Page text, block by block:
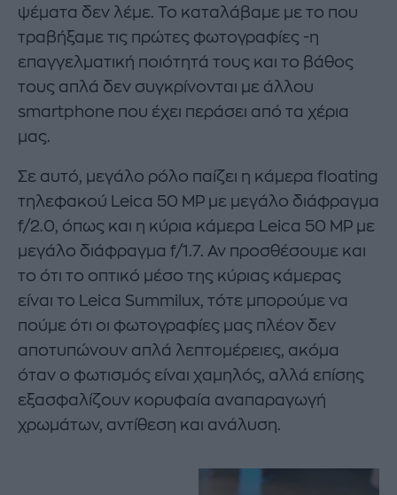
ψέματα δεν λέμε. Το καταλάβαμε με το που
τραβήξαμε τις πρώτες φωτογραφίες -η
επαγγελματική ποιότητά τους και το βάθος
τους απλά δεν συγκρίνονται με άλλου
smartphone που έχει περάσει από τα χέρια
μας.
Σε αυτό, μεγάλο ρόλο παίζει η κάμερα floating
τηλεφακού Leica 50 ΜΡ με μεγάλο διάφραγμα
f/2.0, όπως και η κύρια κάμερα Leica 50 ΜΡ με
μεγάλο διάφραγμα f/1.7. Αν προσθέσουμε και
το ότι το οπτικό μέσο της κύριας κάμερας
είναι το Leica Summilux, τότε μπορούμε να
πούμε ότι οι φωτογραφίες μας πλέον δεν
αποτυπώνουν απλά λεπτομέρειες, ακόμα
όταν ο φωτισμός είναι χαμηλός, αλλά επίσης
εξασφαλίζουν κορυφαία αναπαραγωγή
χρωμάτων, αντίθεση και ανάλυση.